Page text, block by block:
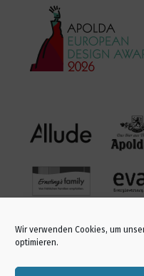
Wir verwenden Cookies, um
optimieren.
Blurred
9
kariert.